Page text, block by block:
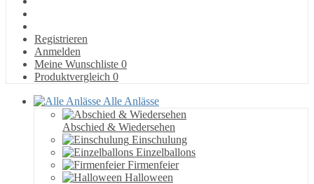
Registrieren
Anmelden
Meine Wunschliste 0
Produktvergleich 0
Alle Anlässe
Abschied & Wiedersehen
Einschulung
Einzelballons
Firmenfeier
Halloween